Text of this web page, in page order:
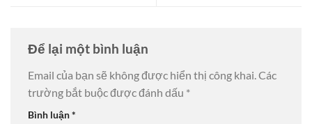
Để lại một bình luận
Email của bạn sẽ không được hiển thị công khai. Các
trường bắt buộc được đánh dấu *
Bình luận*